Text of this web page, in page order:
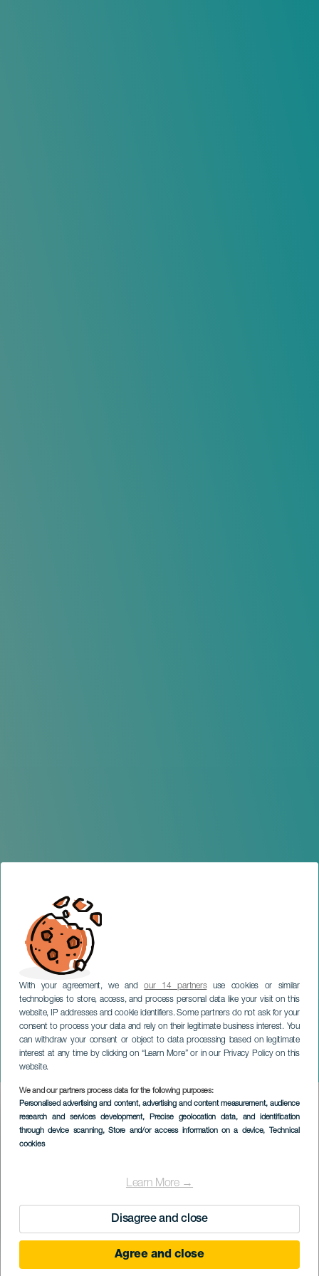
With your agreement, we andour 14 partnersuse cookies or similar
technologies to store, access, and process personal data like your visit on this
website, IP addresses and cookie identifiers. Some partners do not ask for your
consent to process your data and rely on their legitimate business interest. You
can withdraw your consent or object to data processing based on legitimate
interest at any time by clicking on “Learn More” or in our Privacy Policy on this
website.
We and our partners process data for the following purposes:
Personalised advertising and content, advertising and content measurement, audience
research and services development, Precise geolocation data, and identification
through device scanning, Store and/or access information on a device, Technical
cookies
Learn More →
Disagree and close
Agree and close
Размышления о Макондо
ТЕНЕРИФЕ
Imagen
Listado